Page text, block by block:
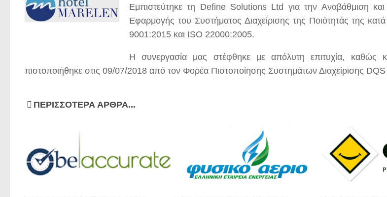
Εμπιστεύτηκε τη Define Solutions Ltd για την Αναβάθμιση
Εφαρμογής του Συστήματος Διαχείρισης της Ποιότητάς της
9001:2015 και ISO 22000:2005.
Η συνεργασία μας στέφθηκε με απόλυτη επιτυχία, καθώς
πιστοποιήθηκε στις 09/07/2018 από τον Φορέα Πιστοποίησης Συστημάτων Διαχείρισης
ΠΕΡΙΣΣΌΤΕΡΑ ΆΡΘΡΑ...